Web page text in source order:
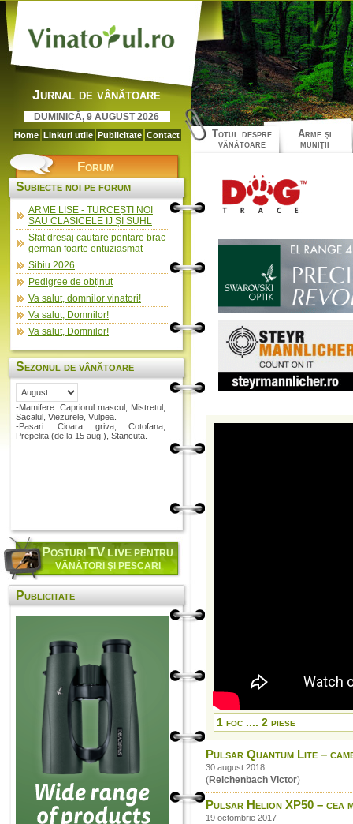
Jurnal de vânătoare
DUMINICĂ, 9 AUGUST 2026
Home Linkuri utile Publicitate Contact
Totul despre
vânătoare
Arme şi
muniţii
Forum
Subiecte noi pe forum
ARME LISE - TURCEȘTI NOI
SAU CLASICELE IJ ȘI SUHL
Sfat dresaj cautare pontare brac
german foarte entuziasmat
Sibiu 2026
Pedigree de obținut
Va salut, domnilor vinatori!
Va salut, Domnilor!
Va salut, Domnilor!
Sezonul de vânătoare
-Mamifere: Capriorul mascul, Mistretul,
Sacalul, Viezurele, Vulpea.
-Pasari: Cioara griva, Cotofana,
Prepelita (de la 15 aug.), Stancuta.
POSTURITVLIVE PENTRU
VÂNĂTORI ŞI PESCARI
Publicitate
1 foc .... 2 piese
Pulsar Quantum Lite –
30 august 2018
(Reichenbach Victor)
Pulsar Helion XP50 – cea
19 octombrie 2017